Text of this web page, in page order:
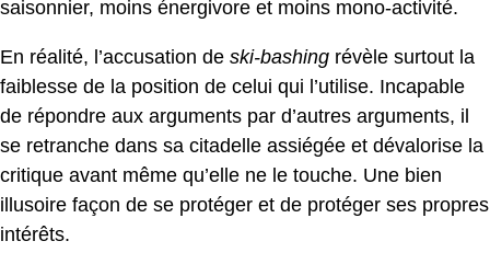
saisonnier, moins énergivore et moins mono-activité.
En réalité, l’accusation de ski-bashing révèle surtout la
faiblesse de la position de celui qui l’utilise. Incapable
de répondre aux arguments par d’autres arguments, il
se retranche dans sa citadelle assiégée et dévalorise la
critique avant même qu’elle ne le touche. Une bien
illusoire façon de se protéger et de protéger ses propres
intérêts.